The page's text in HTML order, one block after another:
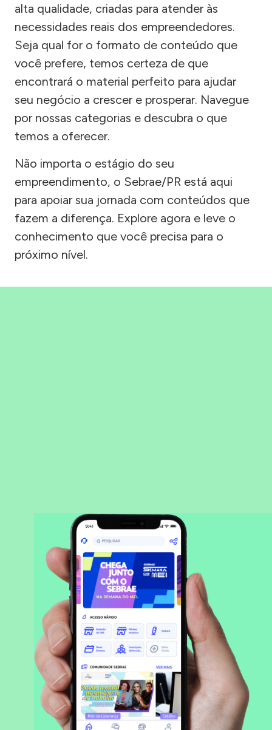
alta qualidade, criadas para atender às
necessidades reais dos empreendedores.
Seja qual for o formato de conteúdo que
você prefere, temos certeza de que
encontrará o material perfeito para ajudar
seu negócio a crescer e prosperar. Navegue
por nossas categorias e descubra o que
temos a oferecer.
Não importa o estágio do seu
empreendimento, o Sebrae/PR está aqui
para apoiar sua jornada com conteúdos que
fazem a diferença. Explore agora e leve o
conhecimento que você precisa para o
próximo nível.